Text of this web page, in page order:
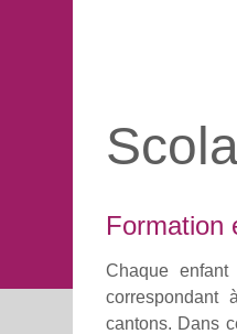
Formation
Chaque
correspondant
cantons. Dans